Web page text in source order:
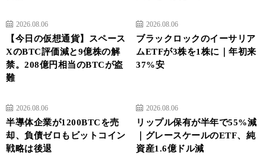
2026.08.06
【今日の仮想通貨】スペース
XのBTC評価減と9億株の解
禁。208億円相当のBTCが盗
難
2026.08.06
ブラックロックのイーサリア
ムETFが3株を1株に｜年初来
37%安
2026.08.06
半導体企業が1200BTCを売
却、負債ゼロもビットコイン
戦略は後退
2026.08.06
リップル保有が半年で55%減
｜グレースケールのETF、純
資産1.6億ドル減